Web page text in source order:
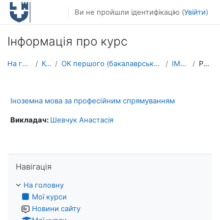
Перейти до головного вмісту
Ви не пройшли ідентифікацію (Увійти)
Інформація про курс
На головну Курси ОК першого (бакалаврського) рівня вищої освіти ІМПС_АВ Резюме
Іноземна мова за професійним спрямуванням
Викладач: Шевчук Анастасія
Навігація
На головну
Мої курси
Новини сайту